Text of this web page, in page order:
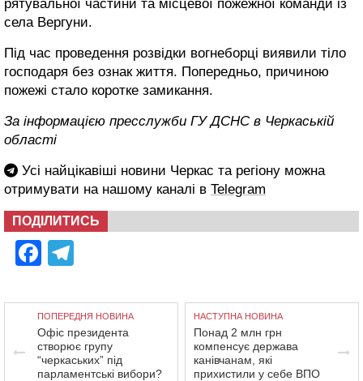
рятувальної частини та місцевої пожежної команди із
села Вергуни.
Під час проведення розвідки вогнеборці виявили тіло
господаря без ознак життя. Попередньо, причиною
пожежі стало коротке замикання.
За інформацією пресслужби ГУ ДСНС в Черкаській
області
Усі найцікавіші новини Черкас та регіону можна
отримувати на нашому каналі в Telegram
ПОДІЛИТИСЬ
Facebook
ПОПЕРЕДНЯ НОВИНА
Офіс президента
створює групу
“черкаських” під
парламентські вибори?
НАСТУПНА НОВИНА
Понад 2 млн грн
компенсує держава
канівчанам, які
прихистили у себе ВПО